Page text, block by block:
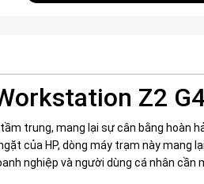
Z2
trung, mang lại sự cân bằng hoàn
của HP, dòng máy trạm này mang
nghiệp và người dùng cá nhân cần